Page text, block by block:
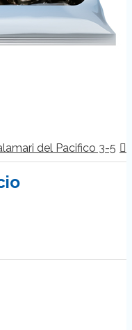
del Pacifico 3-5